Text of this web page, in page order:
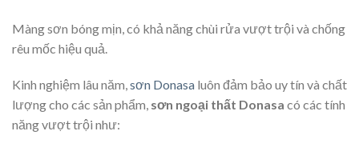
Màng sơn bóng mịn, có khả năng chùi rửa vượt trội và chống
rêu mốc hiệu quả.
Kinh nghiệm lâu năm,sơn Donasa luôn đảm bảo uy tín và chất
lượng cho các sản phẩm, sơn ngoại thất Donasa có các tính
năng vượt trội như: